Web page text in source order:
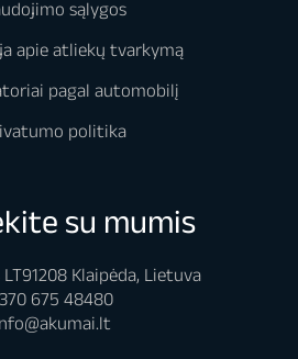
sąlygos
apie atliekų tvarkymą
pagal automobilį
politika
su mumis
Klaipėda, Lietuva
675 48480